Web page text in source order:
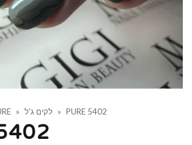
» לקים ג'ל » PURE 5402